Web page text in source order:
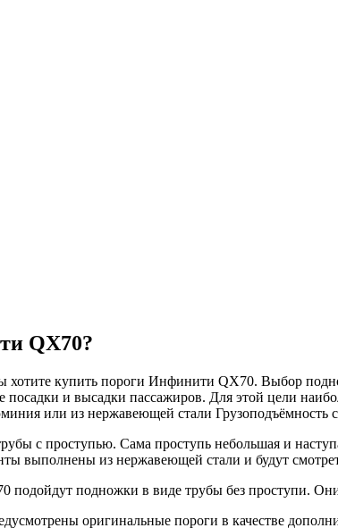
QX70?
хотите купить пороги Инфинити QX70. Выбор
посадки и высадки пассажиров. Для этой цели
или из нержавеющей стали Грузоподъёмность
с проступью. Сама проступь небольшая и
выполнены из нержавеющей стали и будут
подойдут подножки в виде трубы без проступи.
оригинальные пороги в качестве